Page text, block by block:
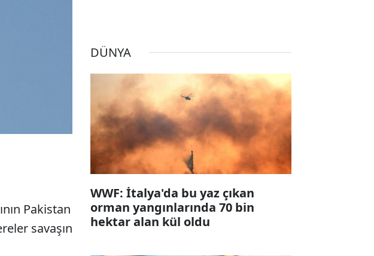
Pakistan
savaşın
DÜNYA
WWF: İtalya'da bu yaz çıkan
orman yangınlarında 70 bin
hektar alan kül oldu